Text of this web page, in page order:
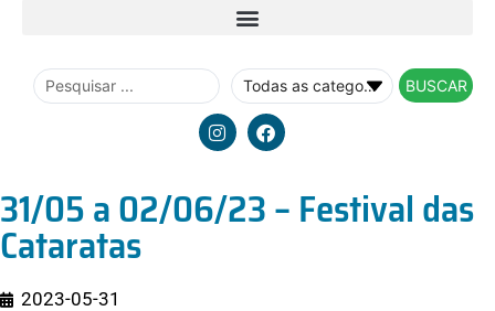
BUSCAR
31/05 a 02/06/23 – Festival das
Cataratas
2023-05-31